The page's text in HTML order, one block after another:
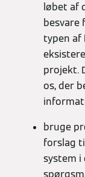
løbet af
typen af
projekt.
os, der
bruge
forslag
system